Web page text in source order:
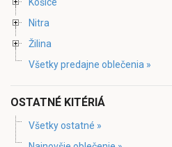
Nitra
Žilina
Všetky predajne oblečenia »
OSTATNÉ KITÉRIÁ
Všetky ostatné »